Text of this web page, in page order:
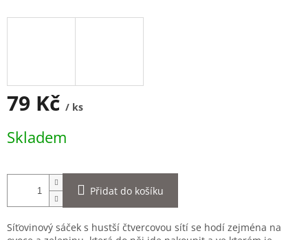
79 Kč / ks
cena:
Skladem
Přidat do košíku
Síťovinový sáček s hustší čtvercovou sítí se hodí zejména na